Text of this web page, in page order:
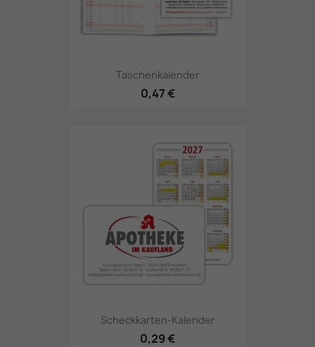
Taschenkalender
0,47 €
Scheckkarten-Kalender
0,29 €